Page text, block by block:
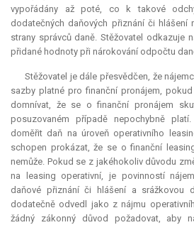
vypořádány až poté, co k takové
dodatečných daňových přiznání či hlášení
strany správců daně. Stěžovatel odkazuje
přidané hodnoty při nárokování odpočtu
Stěžovatel je dále přesvědčen, že
sazby platné pro finanční pronájem,
domnívat, že se o finanční pronájem
posuzovaném případě nepochybně
doměřit daň na úroveň operativního
schopen prokázat, že se o finanční
nemůže. Pokud se z jakéhokoliv důvodu
na leasing operativní, je povinností
daňové přiznání či hlášení a srážkovou
dodatečně odvedl jako z nájmu
žádný zákonný důvod požadovat, aby